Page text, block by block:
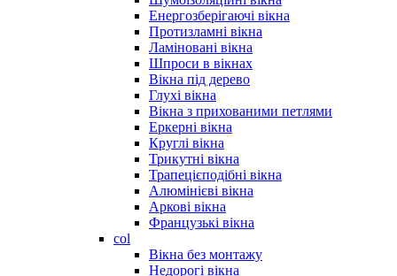
Енергозберігаючі вікна
Протизламні вікна
Ламіновані вікна
Шпроси в вікнах
Вікна під дерево
Глухі вікна
Вікна з прихованими петлями
Еркерні вікна
Круглі вікна
Трикутні вікна
Трапецієподібні вікна
Алюмінієві вікна
Аркові вікна
Французькі вікна
col
Вікна без монтажу
Недорогі вікна